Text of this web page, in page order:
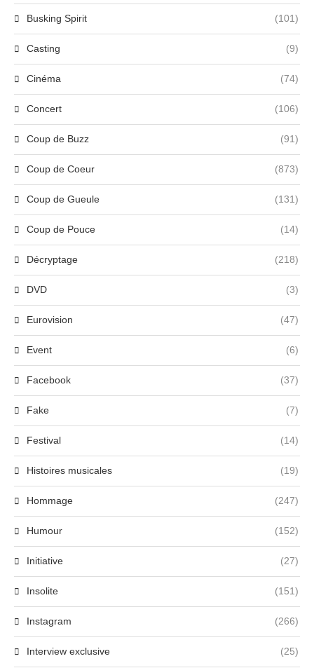
Busking Spirit (101)
Casting (9)
Cinéma (74)
Concert (106)
Coup de Buzz (91)
Coup de Coeur (873)
Coup de Gueule (131)
Coup de Pouce (14)
Décryptage (218)
DVD (3)
Eurovision (47)
Event (6)
Facebook (37)
Fake (7)
Festival (14)
Histoires musicales (19)
Hommage (247)
Humour (152)
Initiative (27)
Insolite (151)
Instagram (266)
Interview exclusive (25)